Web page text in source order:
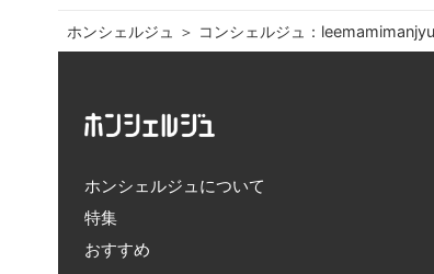
ホンシェルジュ ＞ コンシェルジュ：leemamimanjyu
ホンシェルジュについて
特集
おすすめ